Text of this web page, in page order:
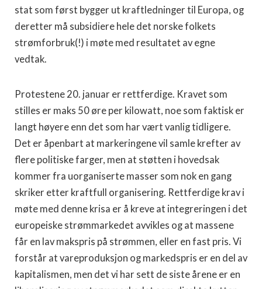
stat som først bygger ut kraftledninger til Europa, og
deretter må subsidiere hele det norske folkets
strømforbruk(!) i møte med resultatet av egne
vedtak.
Protestene 20. januar er rettferdige. Kravet som
stilles er maks 50 øre per kilowatt, noe som faktisk er
langt høyere enn det som har vært vanlig tidligere.
Det er åpenbart at markeringene vil samle krefter av
flere politiske farger, men at støtten i hovedsak
kommer fra uorganiserte masser som nok en gang
skriker etter kraftfull organisering. Rettferdige krav i
møte med denne krisa er å kreve at integreringen i det
europeiske strømmarkedet avvikles og at massene
får en lav makspris på strømmen, eller en fast pris. Vi
forstår at vareproduksjon og markedspris er en del av
kapitalismen, men det vi har sett de siste årene er en